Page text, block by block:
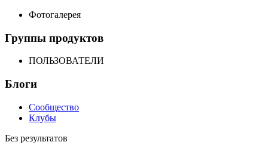
Фотогалерея
Группы продуктов
ПОЛЬЗОВАТЕЛИ
Блоги
Сообщество
Клубы
Без результатов